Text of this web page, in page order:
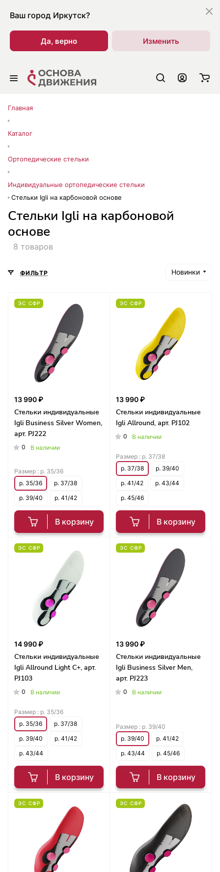
Ваш город Иркутск?
Да, верно Изменить
Главная
Каталог
Ортопедические стельки
Индивидуальные ортопедические стельки
Стельки Igli на карбоновой основе
Стельки Igli на карбоновой
основе
8 товаров
ФИЛЬТР Новинки
ЭС СФР
13 990 ₽
Стельки индивидуальные
Igli Business Silver Women,
арт. PJ222
0 В наличии
В корзину
Размер : р. 35/36
р. 35/36
р. 37/38
р. 39/40
р. 41/42
ЭС СФР
13 990 ₽
Стельки индивидуальные
Igli Allround, арт. PJ102
0 В наличии
В корзину
Размер : р. 37/38
р. 37/38
р. 39/40
р. 41/42
р. 43/44
р. 45/46
ЭС СФР
14 990 ₽
Стельки индивидуальные
Igli Allround Light С+, арт.
PJ103
0 В наличии
В корзину
Размер : р. 35/36
р. 35/36
р. 37/38
р. 39/40
р. 41/42
р. 43/44
ЭС СФР
13 990 ₽
Стельки индивидуальные
Igli Business Silver Мen,
арт. PJ223
0 В наличии
В корзину
Размер : р. 39/40
р. 39/40
р. 41/42
р. 43/44
р. 45/46
ЭС СФР ЭС СФР